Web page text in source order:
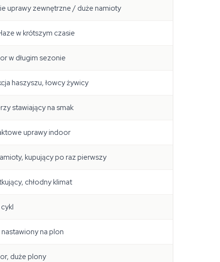
uprawy zewnętrzne / duże namioty
w krótszym czasie
w długim sezonie
haszyszu, łowcy żywicy
stawiający na smak
uprawy indoor
kupujący po raz pierwszy
chłodny klimat
na plon
duże plony